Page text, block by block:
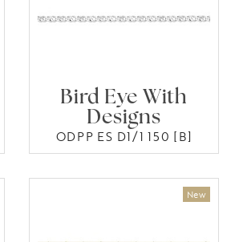
Bird Eye With
Designs
ODPP ES D1/1 150 [B]